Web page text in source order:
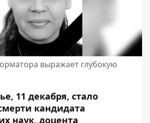
выражает глубокую
11 декабря, стало
кандидата
наук, доцента